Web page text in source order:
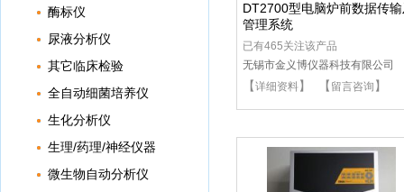
酶标仪
尿液分析仪
其它临床检验
全自动细菌培养仪
生化分析仪
生理/药理/神经仪器
微生物自动分析仪
DT2700型电脑炉前数据传
管理系统
已有465关注该产品
无锡市金义博仪器科技有限公司
【详细资料】 【 留言咨询 】